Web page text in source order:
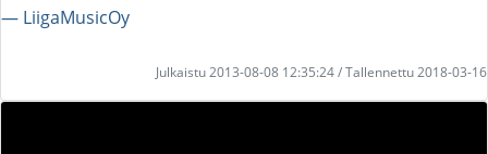
― LiigaMusicOy
Julkaistu 2013-08-08 12:35:24 / Tallennettu 2018-03-16